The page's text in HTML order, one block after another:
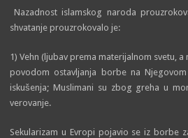
Nazadnost islamskog naroda
shvatanje prouzrokovalo je:
1) Vehn (ljubav prema materijalnom svetu,
povodom ostavljanja borbe na
iskušenja; Muslimani su zbog greha u
verovanje.
Sekularizam u Evropi pojavio se iz borbe